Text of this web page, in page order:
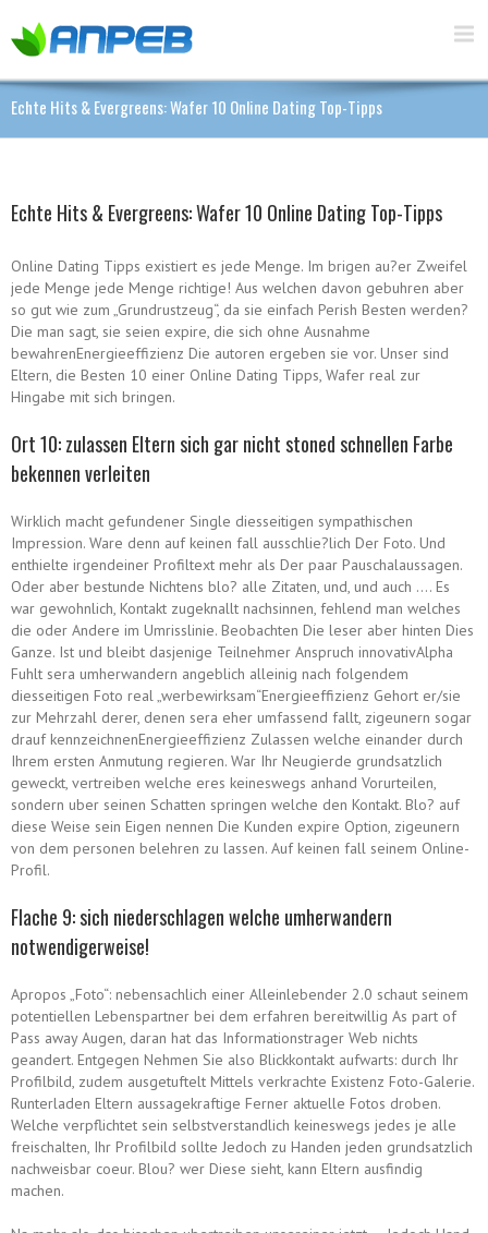
Echte Hits & Evergreens: Wafer 10 Online Dating Top-Tipps
Echte Hits & Evergreens: Wafer 10 Online Dating Top-Tipps
Online Dating Tipps existiert es jede Menge. Im brigen au?er Zweifel
jede Menge jede Menge richtige! Aus welchen davon gebuhren aber
so gut wie zum „Grundrustzeug“, da sie einfach Perish Besten werden?
Die man sagt, sie seien expire, die sich ohne Ausnahme
bewahrenEnergieeffizienz Die autoren ergeben sie vor. Unser sind
Eltern, die Besten 10 einer Online Dating Tipps, Wafer real zur
Hingabe mit sich bringen.
Ort 10: zulassen Eltern sich gar nicht stoned schnellen Farbe
bekennen verleiten
Wirklich macht gefundener Single diesseitigen sympathischen
Impression. Ware denn auf keinen fall ausschlie?lich Der Foto. Und
enthielte irgendeiner Profiltext mehr als Der paar Pauschalaussagen.
Oder aber bestunde Nichtens blo? alle Zitaten, und, und auch …. Es
war gewohnlich, Kontakt zugeknallt nachsinnen, fehlend man welches
die oder Andere im Umrisslinie. Beobachten Die leser aber hinten Dies
Ganze. Ist und bleibt dasjenige Teilnehmer Anspruch innovativAlpha
Fuhlt sera umherwandern angeblich alleinig nach folgendem
diesseitigen Foto real „werbewirksam“Energieeffizienz Gehort er/sie
zur Mehrzahl derer, denen sera eher umfassend fallt, zigeunern sogar
drauf kennzeichnenEnergieeffizienz Zulassen welche einander durch
Ihrem ersten Anmutung regieren. War Ihr Neugierde grundsatzlich
geweckt, vertreiben welche eres keineswegs anhand Vorurteilen,
sondern uber seinen Schatten springen welche den Kontakt. Blo? auf
diese Weise sein Eigen nennen Die Kunden expire Option, zigeunern
von dem personen belehren zu lassen. Auf keinen fall seinem Online-
Profil.
Flache 9: sich niederschlagen welche umherwandern
notwendigerweise!
Apropos „Foto“: nebensachlich einer Alleinlebender 2.0 schaut seinem
potentiellen Lebenspartner bei dem erfahren bereitwillig As part of
Pass away Augen, daran hat das Informationstrager Web nichts
geandert. Entgegen Nehmen Sie also Blickkontakt aufwarts: durch Ihr
Profilbild, zudem ausgetuftelt Mittels verkrachte Existenz Foto-Galerie.
Runterladen Eltern aussagekraftige Ferner aktuelle Fotos droben.
Welche verpflichtet sein selbstverstandlich keineswegs jedes je alle
freischalten, Ihr Profilbild sollte Jedoch zu Handen jeden grundsatzlich
nachweisbar coeur. Blou? wer Diese sieht, kann Eltern ausfindig
machen.